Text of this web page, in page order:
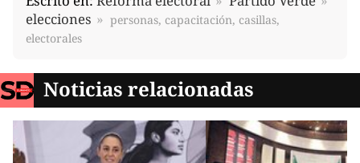
elecciones
personas, capacitación, casillas,
electorales
Noticias relacionadas